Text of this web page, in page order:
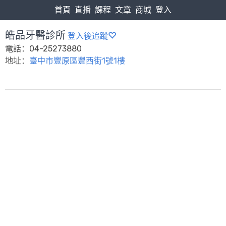
首頁 直播 課程 文章 商城 登入
皓品牙醫診所 登入後追蹤
電話：04-25273880
地址： 臺中市豐原區豐西街1號1樓